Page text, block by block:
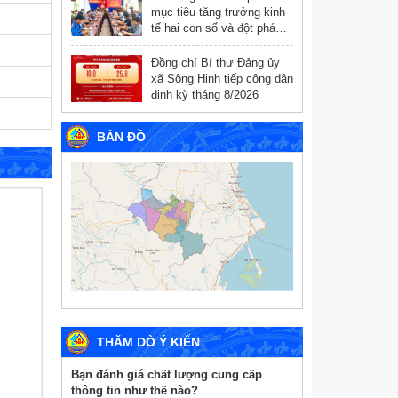
mục tiêu tăng trưởng kinh
tế hai con số và đột phá
chuyển đổi số
Đồng chí Bí thư Đảng ủy
xã Sông Hinh tiếp công dân
định kỳ tháng 8/2026
BẢN ĐỒ
THĂM DÒ Ý KIẾN
Bạn đánh giá chất lượng cung cấp
thông tin như thế nào?